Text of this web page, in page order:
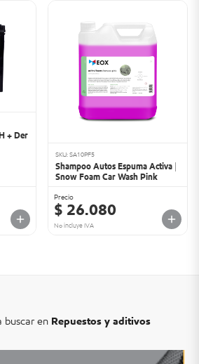
+ Der
SKU: SA10PF5
Shampoo Autos Espuma Activa |
Snow Foam Car Wash Pink
Precio
$ 26.080
No incluye IVA
buscar en Repuestos y aditivos